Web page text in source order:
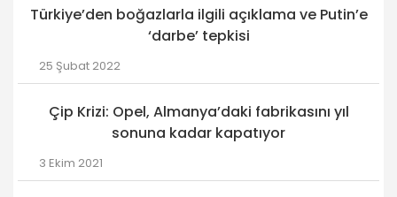
Türkiye’den boğazlarla ilgili açıklama ve Putin’e
‘darbe’ tepkisi
25 Şubat 2022
Çip Krizi: Opel, Almanya’daki fabrikasını yıl
sonuna kadar kapatıyor
3 Ekim 2021